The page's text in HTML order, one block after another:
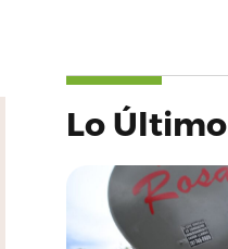
Lo Último